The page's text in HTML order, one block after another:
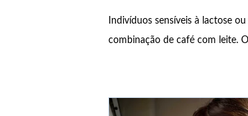
Indivíduos sensíveis à lactose
combinação de café com leite.